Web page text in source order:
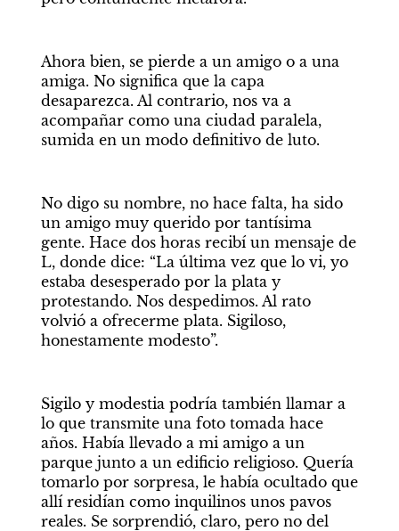
Ahora bien, se pierde a un amigo o a una
amiga. No significa que la capa
desaparezca. Al contrario, nos va a
acompañar como una ciudad paralela,
sumida en un modo definitivo de luto.
No digo su nombre, no hace falta, ha sido
un amigo muy querido por tantísima
gente. Hace dos horas recibí un mensaje de
L, donde dice: “La última vez que lo vi, yo
estaba desesperado por la plata y
protestando. Nos despedimos. Al rato
volvió a ofrecerme plata. Sigiloso,
honestamente modesto”.
Sigilo y modestia podría también llamar a
lo que transmite una foto tomada hace
años. Había llevado a mi amigo a un
parque junto a un edificio religioso. Quería
tomarlo por sorpresa, le había ocultado que
allí residían como inquilinos unos pavos
reales. Se sorprendió, claro, pero no del